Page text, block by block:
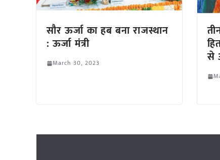
सौर ऊर्जा का हब बना राजस्थान
: ऊर्जा मंत्री
March 30, 2023 से